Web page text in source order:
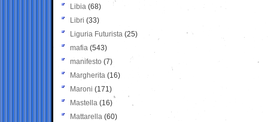
Libia (68)
Libri (33)
Liguria Futurista (25)
mafia (543)
manifesto (7)
Margherita (16)
Maroni (171)
Mastella (16)
Mattarella (60)